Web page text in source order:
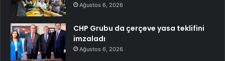
Ağustos 6, 2026
CHP Grubu da çerçeve yasa teklifini
imzaladı
Ağustos 6, 2026